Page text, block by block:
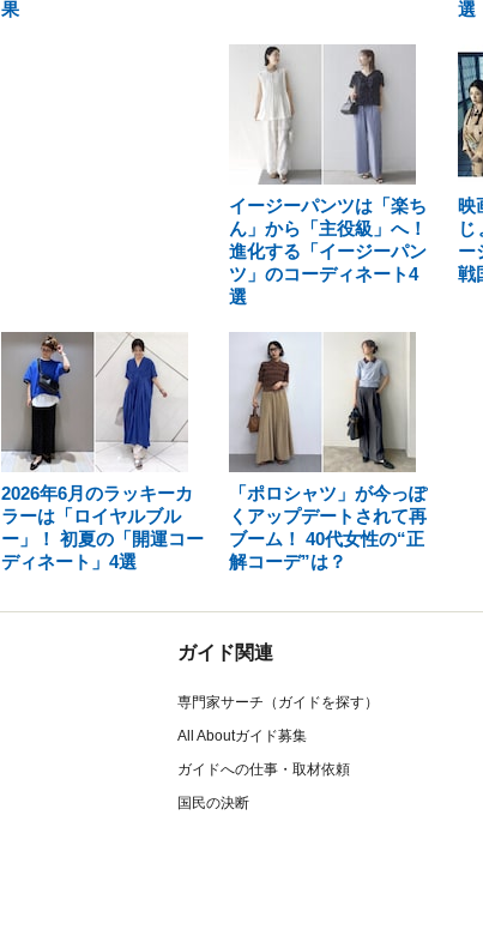
果
選
イージーパンツは「楽ち
ん」から「主役級」へ！
進化する「イージーパン
ツ」のコーディネート4
選
映
じ
ー
戦
2026年6月のラッキーカ
ラーは「ロイヤルブル
ー」！ 初夏の「開運コー
ディネート」4選
「ポロシャツ」が今っぽ
くアップデートされて再
ブーム！ 40代女性の“正
解コーデ”は？
ガイド関連
専門家サーチ（ガイドを探す）
All Aboutガイド募集
ガイドへの仕事・取材依頼
国民の決断